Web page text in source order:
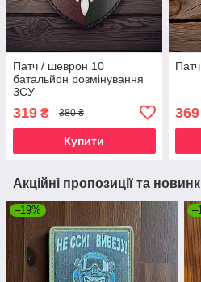
Патч / шеврон 10
батальйон розмінування
ЗСУ
319 ₴ 380 ₴
Купити
369
Акційні пропозиції та
–19%